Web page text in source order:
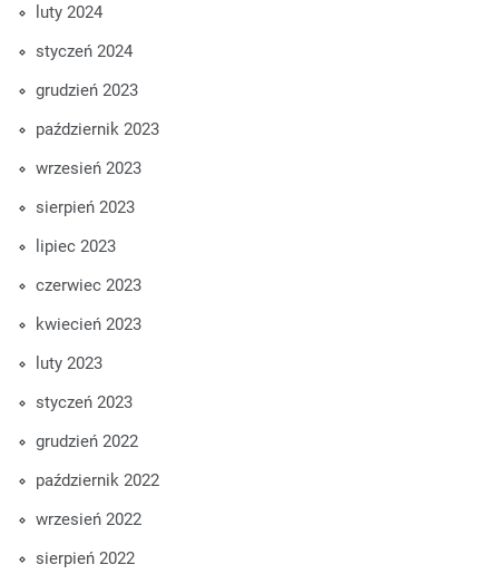
luty 2024
styczeń 2024
grudzień 2023
październik 2023
wrzesień 2023
sierpień 2023
lipiec 2023
czerwiec 2023
kwiecień 2023
luty 2023
styczeń 2023
grudzień 2022
październik 2022
wrzesień 2022
sierpień 2022